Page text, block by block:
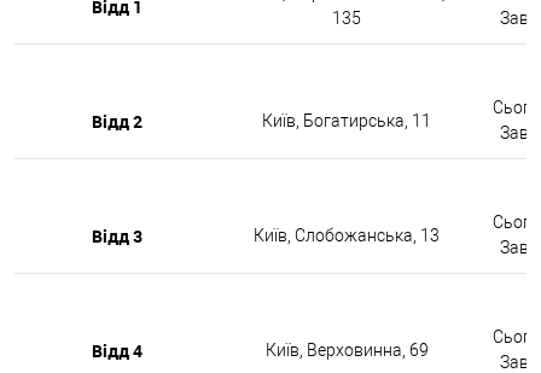
Відд 1
135
Відд 2 Київ, Богатирська, 11
Відд 3 Київ, Слобожанська, 13
Відд 4 Київ, Верховинна, 69